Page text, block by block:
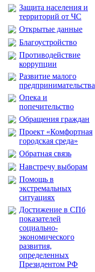
Защита населения и
территорий от ЧС
Открытые данные
Благоустройство
Противодействие
коррупции
Развитие малого
предпринимательства
Опека и
попечительство
Обращения граждан
Проект «Комфортная
городская среда»
Обратная связь
Навстречу выборам
Помощь в
экстремальных
ситуациях
Достижение в СПб
показателей
социально-
экономического
развития,
определенных
Президентом РФ